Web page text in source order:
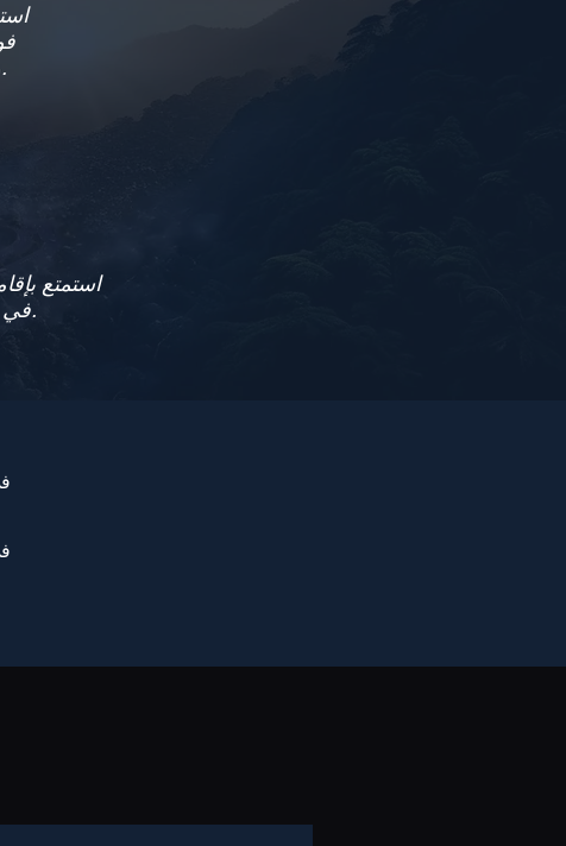
مرتفعات جنتنج.
استمتع
في مرتفعات جنتنج.